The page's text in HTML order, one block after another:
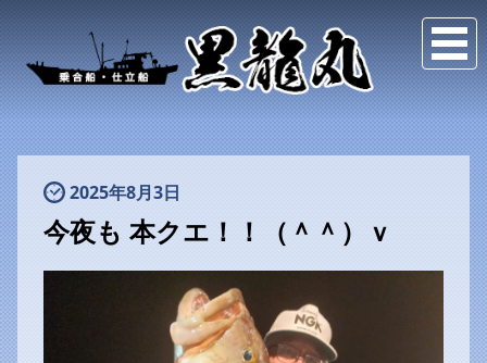
2025年8月3日
今夜も 本クエ！！（＾＾）ｖ